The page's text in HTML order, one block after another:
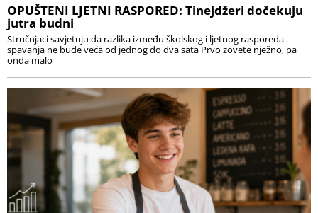
OPUŠTENI LJETNI RASPORED: Tinejdžeri dočekuju
jutra budni
Stručnjaci savjetuju da razlika između školskog i ljetnog rasporeda
spavanja ne bude veća od jednog do dva sata Prvo zovete nježno, pa
onda malo